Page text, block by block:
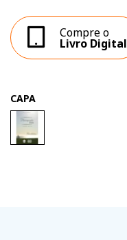
Compre o
Livro Digital
CAPA